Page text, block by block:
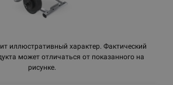
иллюстративный характер. Фактический
может отличаться от показанного на
рисунке.